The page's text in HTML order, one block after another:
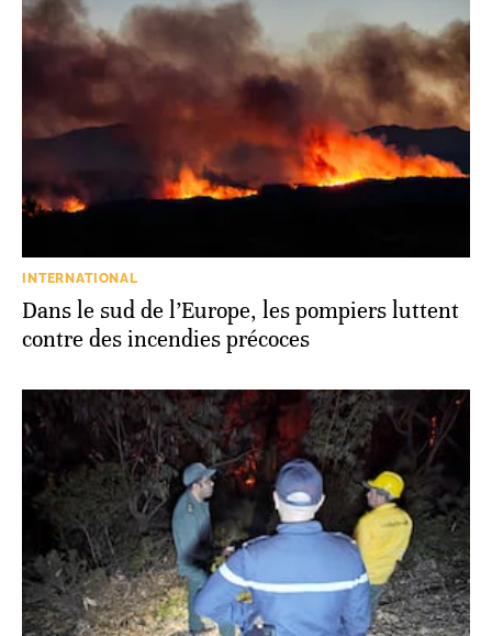
INTERNATIONAL
Dans le sud de l’Europe, les pompiers luttent
contre des incendies précoces